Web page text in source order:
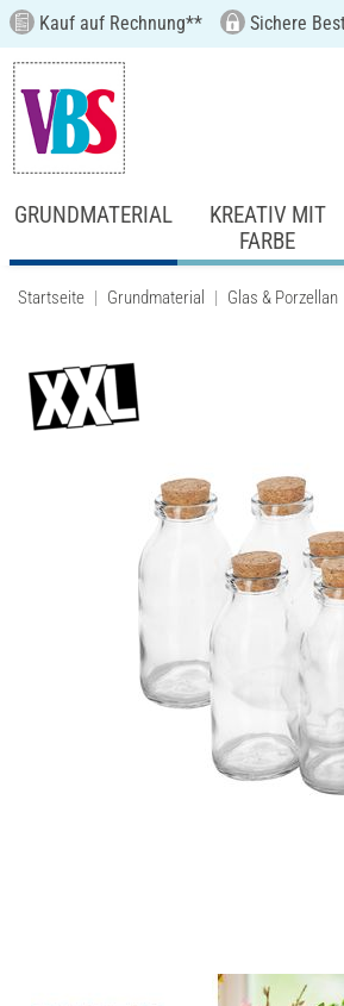
Kauf auf Rechnung** Sichere
GRUNDMATERIAL
KREATIV MIT
FARBE
Startseite Grundmaterial Glas & Porzellan